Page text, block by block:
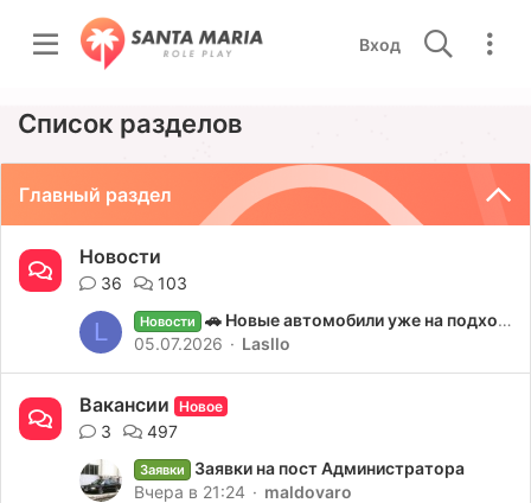
Вход
Список разделов
Главный раздел
Новости
36 103
L Новости
🚗 Новые автомобили уже на подходе!
05.07.2026
Lasllo
Вакансии Новое
3 497
Заявки
Заявки на пост Администратора
Вчера в 21:24
maldovaro